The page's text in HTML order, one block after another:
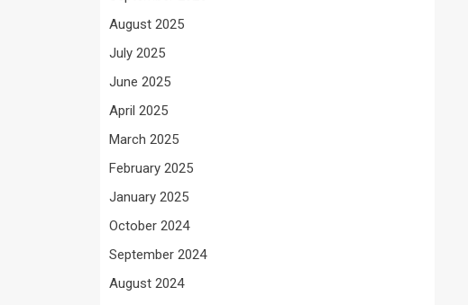
August 2025
July 2025
June 2025
April 2025
March 2025
February 2025
January 2025
October 2024
September 2024
August 2024